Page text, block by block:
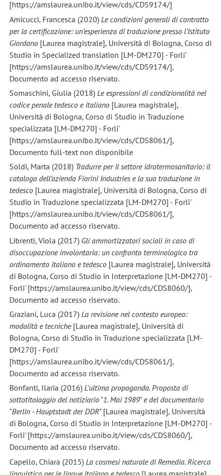
[https://amslaurea.unibo.it/view/cds/CDS9174/]
Amicucci, Francesca (2020) Le condizioni generali di contratto
per la certificazione: un’esperienza di traduzione presso l’Istituto
Giordano [Laurea magistrale], Università di Bologna, Corso di
Studio in Specialized translation [LM-DM270] - Forli'
[https://amslaurea.unibo.it/view/cds/CDS9174/],
Documento ad accesso riservato.
Somaschini, Giulia (2018) Le espressioni di condizionalità nel
codice penale tedesco e italiano [Laurea magistrale],
Università di Bologna, Corso di Studio in Traduzione
specializzata [LM-DM270] - Forli'
[https://amslaurea.unibo.it/view/cds/CDS8061/],
Documento full-text non disponibile
Soldi, Marta (2018) Tradurre per il settore idrotermosanitario: il
catalogo dell’azienda Fiorini Industries e la sua traduzione in
tedesco [Laurea magistrale], Università di Bologna, Corso di
Studio in Traduzione specializzata [LM-DM270] - Forli'
[https://amslaurea.unibo.it/view/cds/CDS8061/],
Documento ad accesso riservato.
Librenti, Viola (2017) Gli ammortizzatori sociali in caso di
disoccupazione involontaria: un confronto terminologico tra
ordinamento italiano e tedesco[Laurea magistrale], Università
di Bologna, Corso di Studio in Interpretazione [LM-DM270] -
Forli' [https://amslaurea.unibo.it/view/cds/CDS8060/],
Documento ad accesso riservato.
Graziani, Luca (2017) La revisione nel contesto europeo:
modalità e tecniche [Laurea magistrale], Università di
Bologna, Corso di Studio in Traduzione specializzata [LM-
DM270] - Forli'
[https://amslaurea.unibo.it/view/cds/CDS8061/],
Documento ad accesso riservato.
Bonfanti, Ilaria (2016) L'ultima propaganda. Proposta di
sottotitolaggio del notiziario "1. Mai 1989" e del documentario
"Berlin - Hauptstadt der DDR" [Laurea magistrale], Università
di Bologna, Corso di Studio in Interpretazione [LM-DM270] -
Forli' [https://amslaurea.unibo.it/view/cds/CDS8060/],
Documento ad accesso riservato.
Capello, Chiara (2015) La cosmesi naturale di Remedia. Ricerca